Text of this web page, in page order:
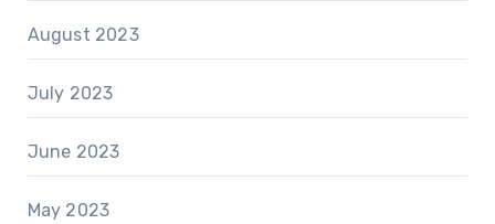
August 2023
July 2023
June 2023
May 2023